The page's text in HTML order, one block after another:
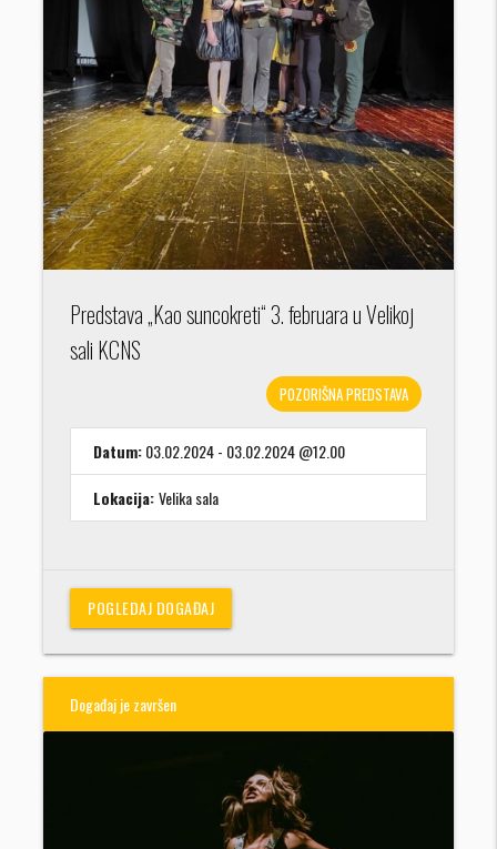
Predstava „Kao suncokreti“ 3. februara u Velikoj
sali KCNS
POZORIŠNA PREDSTAVA
Datum:03.02.2024 - 03.02.2024 @12.00
Lokacija:Velika sala
POGLEDAJ DOGAĐAJ
Događaj je završen